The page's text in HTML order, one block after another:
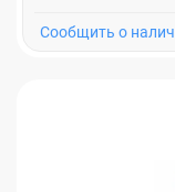
Cообщить о